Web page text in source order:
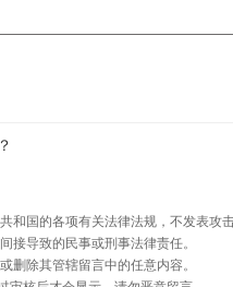
和国的各项有关法律法规，不发表攻
接导致的民事或刑事法律责任。
删除其管辖留言中的任意内容。